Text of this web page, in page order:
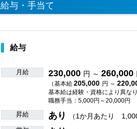
給与・手当て
給与
月給 230,000 円 ～ 260,000
（基本給 205,000 円 ～
基本給は経験・資格により異なり
職務手当：5,000円～20,000円
昇給 あり （1か月あたり